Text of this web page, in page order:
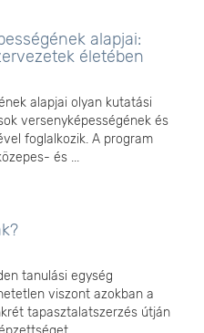
alapjai:
életében
alapjai olyan kutatási
versenyképességének és
foglalkozik. A program
és ...
tanulási egység
viszont azokban a
tapasztalatszerzés útján